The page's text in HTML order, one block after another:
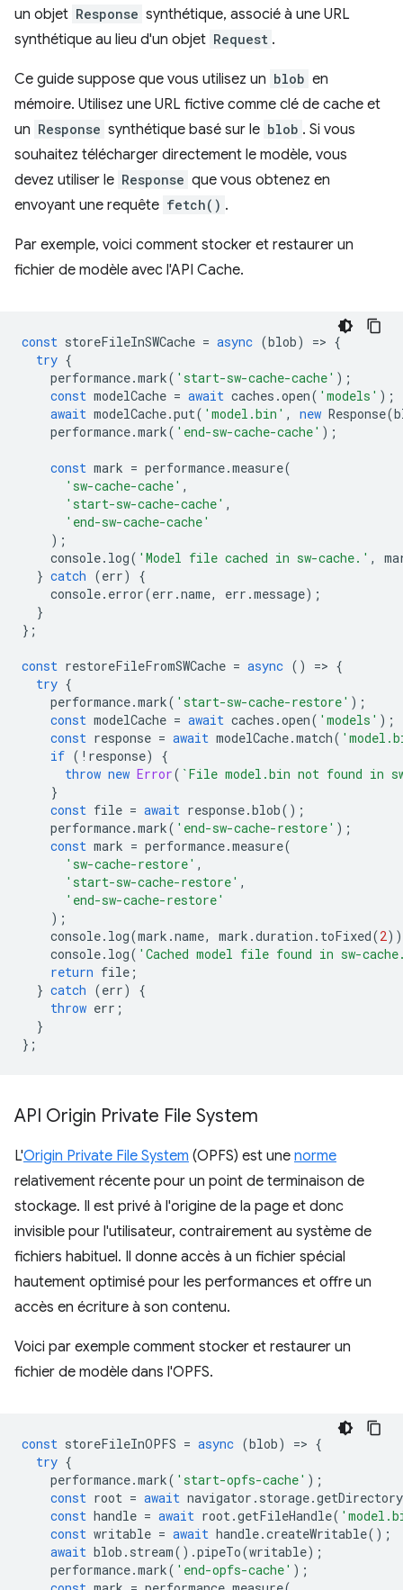
un objet Response synthétique, associé à une URL
synthétique au lieu d'un objet Request .
Ce guide suppose que vous utilisez un blob en
mémoire. Utilisez une URL fictive comme clé de cache et
un Response synthétique basé sur le blob . Si vous
souhaitez télécharger directement le modèle, vous
devez utiliser le Response que vous obtenez en
envoyant une requête fetch() .
Par exemple, voici comment stocker et restaurer un
fichier de modèle avec l'API Cache.
const storeFileInSWCache = async (blob) => {
try {
performance.mark( 'start-sw-cache-cache' );
const modelCache = await caches .open( 'models' );
await modelCache.put( 'model.bin' , new Response(
performance.mark( 'end-sw-cache-cache' );
const mark = performance.measure(
'sw-cache-cache' ,
'start-sw-cache-cache' ,
'end-sw-cache-cache'
);
console. log( 'Model file cached in sw-cache.' ,
} catch (err)
{
console. error(err .name, err .message);
}
};
const restoreFileFromSWCache = async () => {
try {
performance.mark( 'start-sw-cache-restore' );
const modelCache = await caches .open( 'models' );
const response = await modelCache.match(
if ( ! response)
{
throw new Error( `File model.bin not found in
}
const file = await response.blob();
performance.mark( 'end-sw-cache-restore' );
const mark = performance.measure(
'sw-cache-restore' ,
'start-sw-cache-restore' ,
'end-sw-cache-restore'
);
console. log(mark .name, mark .duration . toFixed(2
console. log( 'Cached model file found in sw-
return file ;
} catch (err)
{
throw err ;
}
};
API Origin Private File System
L'Origin Private File System (OPFS) est une norme
relativement récente pour un point de terminaison de
stockage. Il est privé à l'origine de la page et donc
invisible pour l'utilisateur, contrairement au système de
fichiers habituel. Il donne accès à un fichier spécial
hautement optimisé pour les performances et offre un
accès en écriture à son contenu.
Voici par exemple comment stocker et restaurer un
fichier de modèle dans l'OPFS.
const storeFileInOPFS = async (blob) => {
try {
performance.mark( 'start-opfs-cache' );
const root = await navigator . storage.getDirectory
const handle = await root.getFileHandle(
const writable = await handle.createWritable();
await blob . stream().pipeTo(writable);
performance.mark( 'end-opfs-cache' );